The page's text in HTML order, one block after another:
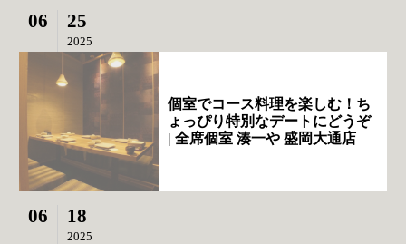
06 25
2025
個室でコース料理を楽しむ！ち
ょっぴり特別なデートにどうぞ
| 全席個室 湊一や 盛岡大通店
06 18
2025